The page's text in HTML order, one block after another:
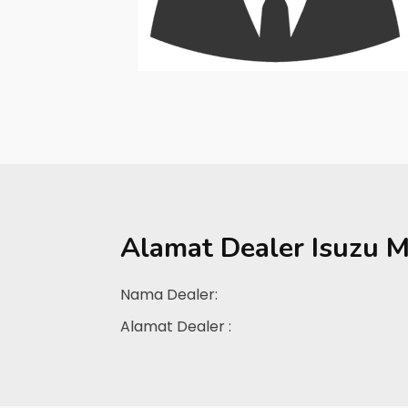
Alamat Dealer Isuzu
Nama Dealer:
Alamat Dealer :